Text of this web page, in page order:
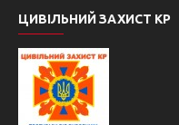
ЦИВІЛЬНИЙ ЗАХИСТ КР